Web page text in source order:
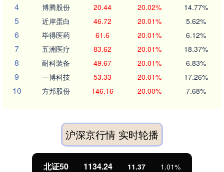
4 博腾股份 20.44 20.02% 14.77%
5 近岸蛋白 46.72 20.01% 5.62%
6 毕得医药 61.6 20.01% 6.12%
7 五洲医疗 83.62 20.01% 18.37%
8 耐科装备 49.67 20.01% 6.83%
9 一博科技 53.33 20.01% 17.26%
10 方邦股份 146.16 20.00% 7.68%
沪深京行情 实时轮播
北证50 1134.24 11.37 1.01%